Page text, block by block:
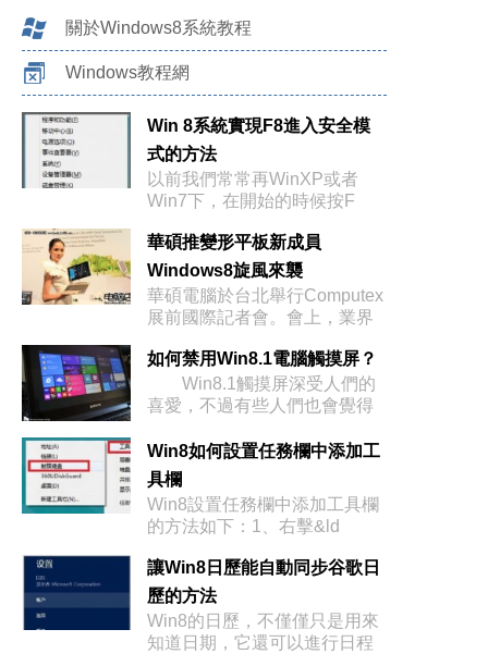
關於Windows8系統教程
Windows教程網
Win 8系統實現F8進入安全模
式的方法
以前我們常常再WinXP或者
Win7下，在開始的時候按F
華碩推變形平板新成員
Windows8旋風來襲
華碩電腦於台北舉行Computex
展前國際記者會。會上，業界
如何禁用Win8.1電腦觸摸屏？
Win8.1觸摸屏深受人們的
喜愛，不過有些人們也會覺得
Win8如何設置任務欄中添加工
具欄
Win8設置任務欄中添加工具欄
的方法如下：1、右擊&ld
讓Win8日歷能自動同步谷歌日
歷的方法
Win8的日歷，不僅僅只是用來
知道日期，它還可以進行日程